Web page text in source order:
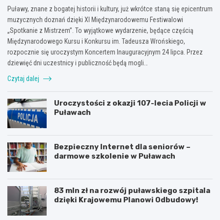
Puławy, znane z bogatej historii i kultury, już wkrótce staną się epicentrum
muzycznych doznań dzięki XI Międzynarodowemu Festiwalowi
„Spotkanie z Mistrzem”. To wyjątkowe wydarzenie, będące częścią
Międzynarodowego Kursu i Konkursu im. Tadeusza Wrońskiego,
rozpocznie się uroczystym Koncertem Inauguracyjnym 24 lipca. Przez
dziewięć dni uczestnicy i publiczność będą mogli…
Czytaj dalej
Uroczystości z okazji 107-lecia Policji w
Puławach
Bezpieczny Internet dla seniorów –
darmowe szkolenie w Puławach
83 mln zł na rozwój puławskiego szpitala
dzięki Krajowemu Planowi Odbudowy!